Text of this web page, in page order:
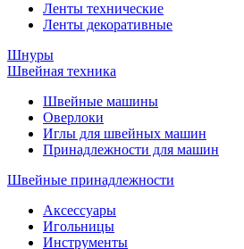
Ленты технические
Ленты декоративные
Шнуры
Швейная техника
Швейные машины
Оверлоки
Иглы для швейных машин
Принадлежности для машин
Швейные принадлежности
Аксессуары
Игольницы
Инструменты